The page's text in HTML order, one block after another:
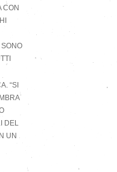
CON
SONO
“SI
DEL
UN